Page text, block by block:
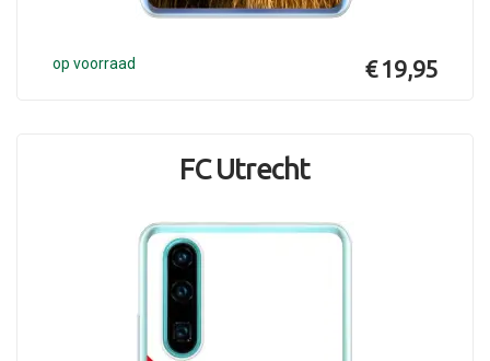
op voorraad € 19,95
FC Utrecht